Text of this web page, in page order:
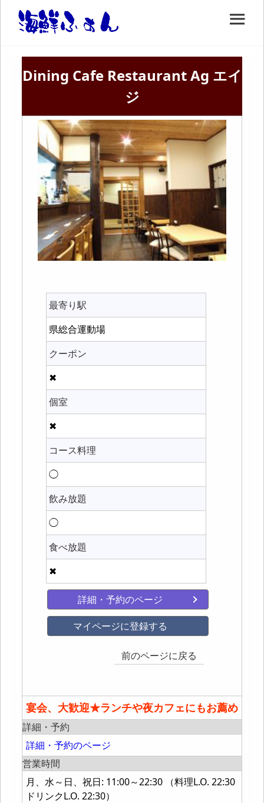
Dining Cafe Restaurant Ag エイ
ジ
最寄り駅
県総合運動場
クーポン
✖
個室
✖
コース料理
◯
飲み放題
◯
食べ放題
✖
詳細・予約のページ
マイページに登録する
前のページに戻る
宴会、大歓迎★ランチや夜カフェにもお薦め
詳細・予約
詳細・予約のページ
営業時間
月、水～日、祝日: 11:00～22:30 （料理L.O. 22:30
ドリンクL.O. 22:30）